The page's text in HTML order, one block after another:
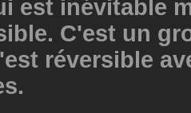
est inévitable
C'est un
réversible